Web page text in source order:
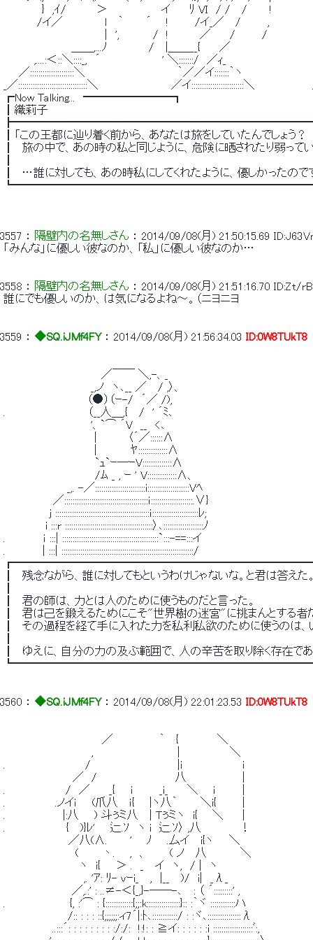
}　,ｲ/　　 　 ＞　　　　　　　イ　　 ﾘ VI　/ /　 /　 　 !　　　　　
/イ／ 　　　　　l 　｀　 　 ´ 　 ! 　 　 /イ_／　 /　　　 ,
|　',　 　 　 /　!　　　　／　　 /　　　 /　　　　　　
＿＿,...ﾉ　　 　 　 /　 |＿＿__{　　 ／　　　　　　　　　　
,....:＜::＼::::_,　´　　　　　　　　' ＼:::::::/　／ｨ_　　　　　 　 　 　
／:::::::::::::::::::::＼　　　　　　　　　　　　｀／／イ:::::::｀ヽ　　　　　 　
_／:::::::::::::::::::::::::::::::::＼　　　　　　　　　 ／イ:::::::::::::::::::::::::＼　　　　　　
┏Now Talking...　━━━━━━━━┓
┃織莉子
┃「この王都に辿り着く前から、あなたは旅をしていたんでしょう？
┃　旅の中で、あの時の私と同じように、危険に晒されたり弱って
┃　…誰に対しても、あの時私にしてくれたように、優しかったので
3557 ： 隔壁内の名無しさん ： 2014/09/08(月) 21:50:15.69
「みんな」に優しい彼なのか、「私」に優しい彼なのか…
3558 ： 隔壁内の名無しさん ： 2014/09/08(月) 21:51:16.70 ID:Zt/
誰にでも優しいのか、は気になるよね～。（ニヨニヨ
3559 ： ◆SQ.iJMf4FY ： 2014/09/08(月) 21:56:34.03 ID:0W8TUkT8
／￣￣ ＼,-、_
_,ノ　ヽ､__ ／ 　/ ,〉、
（●）（ｰ-/　´／ /),
.　　　 　 　 　 　 　 （__人＿,{　 /　' ´ﾐ､
'、`⌒ ´V　__　<､
|　　　　〈´／::::::Λ
| 　 　 　ﾔ::::::::::::::Λ
`ｭ`ｰ─ｰV::::::::::::::Λ
/ﾑ _ , ｰ ' V::::::::::::::Λ、
_,. -／::::::::::::::::::::::::i::::::::::::::::::::Vﾍ
／::::::::::::::::::::::::::::::::::::::::ｉ::::::::::::::::::::.∨}
j :::::::::::::::::::::::::::::::::::::::::::::ｉ::::::::::::::::::::::ﾚ;
i :::r ::::::::::::::::::::::::::::::::::::::::::〉､:::::::::::::::::::ﾉ
.　　　 　 ｉ :::| ::::::::::::::::::::::::::::::::::::::::::::::`:::-==:::イ
. 　 　 　 | :::| :::::::::::::::::::::::::::::::::::::::::::::::::::::::::::::::/
┃　残念ながら、誰に対してもというわけじゃないな。と君は答えた
┃　君の師は、力とは人のために使うものだと言った。
┃　君は己を鍛えるためにこそ"世界樹の迷宮"に挑まんとする者
┃　その過程を経て手に入れた力を私利私欲のために使うのは、
┃　ゆえに、自分の力の及ぶ範囲で、人の辛苦を取り除く存在であ
3560 ： ◆SQ.iJMf4FY ： 2014/09/08(月) 22:01:23.53 ID:0W8TUkT8
／　　　　　　｀　 {　　　　　＼
,　　　　　　　　　 　 |　　　　　　 ＼
.　　　　　　　 　 　 /　　　　　 　 　 　 　 |i　　　 　 　 　 ｉ
／　/　 　 　 　 　 　 　 八　 　 　 　 　 |
.　　　 　 　 　 /　／　　 _{　　i　　　 _i_　 　＼ 　 ｉ　　　 |
.　　　　　　 .ノイｉ　　(爪八　 ｉ{ 　 |ヽ八｀　　　＼i{ 　 　 |
.　　　　　　　 |:八　　) 斗ぅミ八　 | Tぅミヽ　i{ 　 ＼　　 |
.　　　　　　 　 {　 )}ﾚ'　　辷.ｿ　ヽ i　辷.ｿ〉 ,八　　　　　！
／八(∧.　 　 ' 　 ﾉ 　 .厶イ　 i{ヽ　　＼
(　　　丶. 　 ,　、　 　 ( ノ　 八　 　 　 ＼
ヽ　i{　　＞ .　_　 イ　ヽ,　/ |　ヽ
,. 'ｱ: ﾘ- vｰi_　 ,　|__　 )/　i|　_λ_
／,.:' : ..≠-＜{_,}-――-､　 : （ ´:::::::::' ,
.　　　　　 　 　 {, :'⌒ : {:::::::::::::{;;:k::::::::::::::::}:: :｀ヾ ::::::::::::ハ
/:: : : : ::{;;;;;;:ィ7´|:ﾄ､::::::::::::/ : :ヾ､::::::::::::::::λ
..:::´: : : : : : : : :/:/:　!:!: : ≧イ: : : : : :i :::::::::::::::::::ﾞ:,